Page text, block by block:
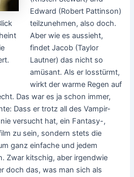
Edward (Robert Pattinson)
teilzunehmen, also doch.
Aber wie es aussieht,
findet Jacob (Taylor
Lautner) das nicht so
amüsant. Als er losstürmt,
wirkt der warme Regen auf
Das war es ja schon immer,
Dass er trotz all des Vampir-
versucht hat, ein Fantasy-,
zu sein, sondern stets die
ganz einfache und jedem
Zwar kitschig, aber irgendwie
doch das, was man sich als